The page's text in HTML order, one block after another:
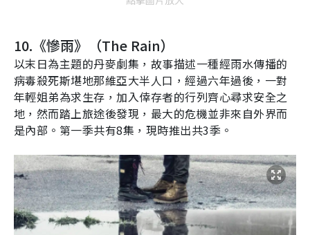
10. 《慘雨》（The Rain）
以末日為主題的丹麥劇集，故事描述一種經雨水傳播的
病毒殺死斯堪地那維亞大半人口，經過六年過後，一對
年輕姐弟為求生存，加入倖存者的行列齊心尋求安全之
地，然而踏上旅途後發現，最大的危機並非來自外界而
是內部。第一季共有8集，現時推出共3季。